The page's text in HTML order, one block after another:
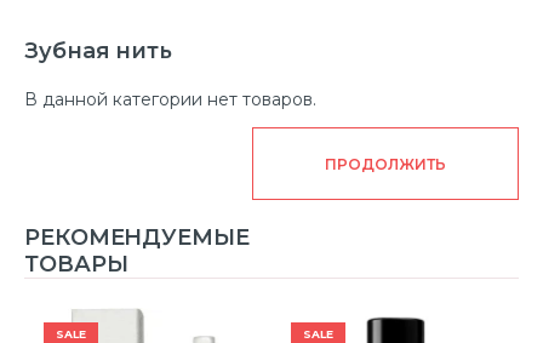
Зубная нить
В данной категории нет товаров.
ПРОДОЛЖИТЬ
РЕКОМЕНДУЕМЫЕ
ТОВАРЫ
SALE SALE